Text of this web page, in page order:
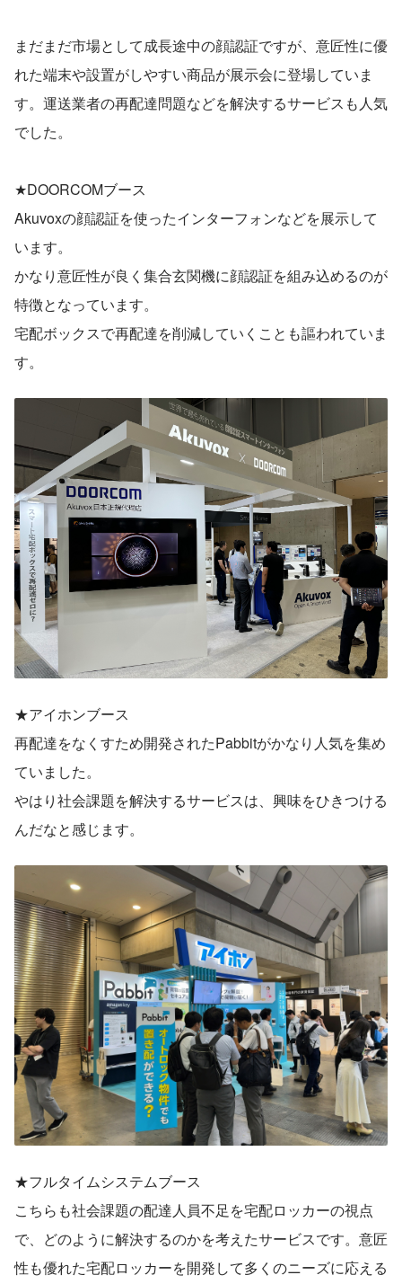
まだまだ市場として成長途中の顔認証ですが、意匠性に優
れた端末や設置がしやすい商品が展示会に登場していま
す。運送業者の再配達問題などを解決するサービスも人気
でした。
★DOORCOMブース
Akuvoxの顔認証を使ったインターフォンなどを展示して
います。
かなり意匠性が良く集合玄関機に顔認証を組み込めるのが
特徴となっています。
宅配ボックスで再配達を削減していくことも謳われていま
す。
★アイホンブース
再配達をなくすため開発されたPabbitがかなり人気を集め
ていました。
やはり社会課題を解決するサービスは、興味をひきつける
んだなと感じます。
★フルタイムシステムブース
こちらも社会課題の配達人員不足を宅配ロッカーの視点
で、どのように解決するのかを考えたサービスです。意匠
性も優れた宅配ロッカーを開発して多くのニーズに応える